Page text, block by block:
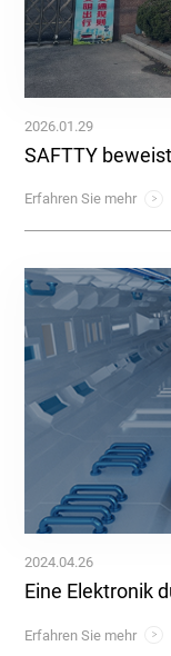
2026.01.29
Erfahren Sie mehr
2024.04.26
Eine Elektronik
Erfahren Sie mehr